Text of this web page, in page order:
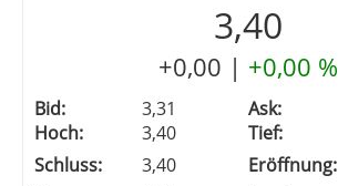
3,40
+0,00 | +0,00 %
Bid: 3,31 Ask:
Hoch:
3,40 Tief:
Schluss:
3,40 Eröffnung: